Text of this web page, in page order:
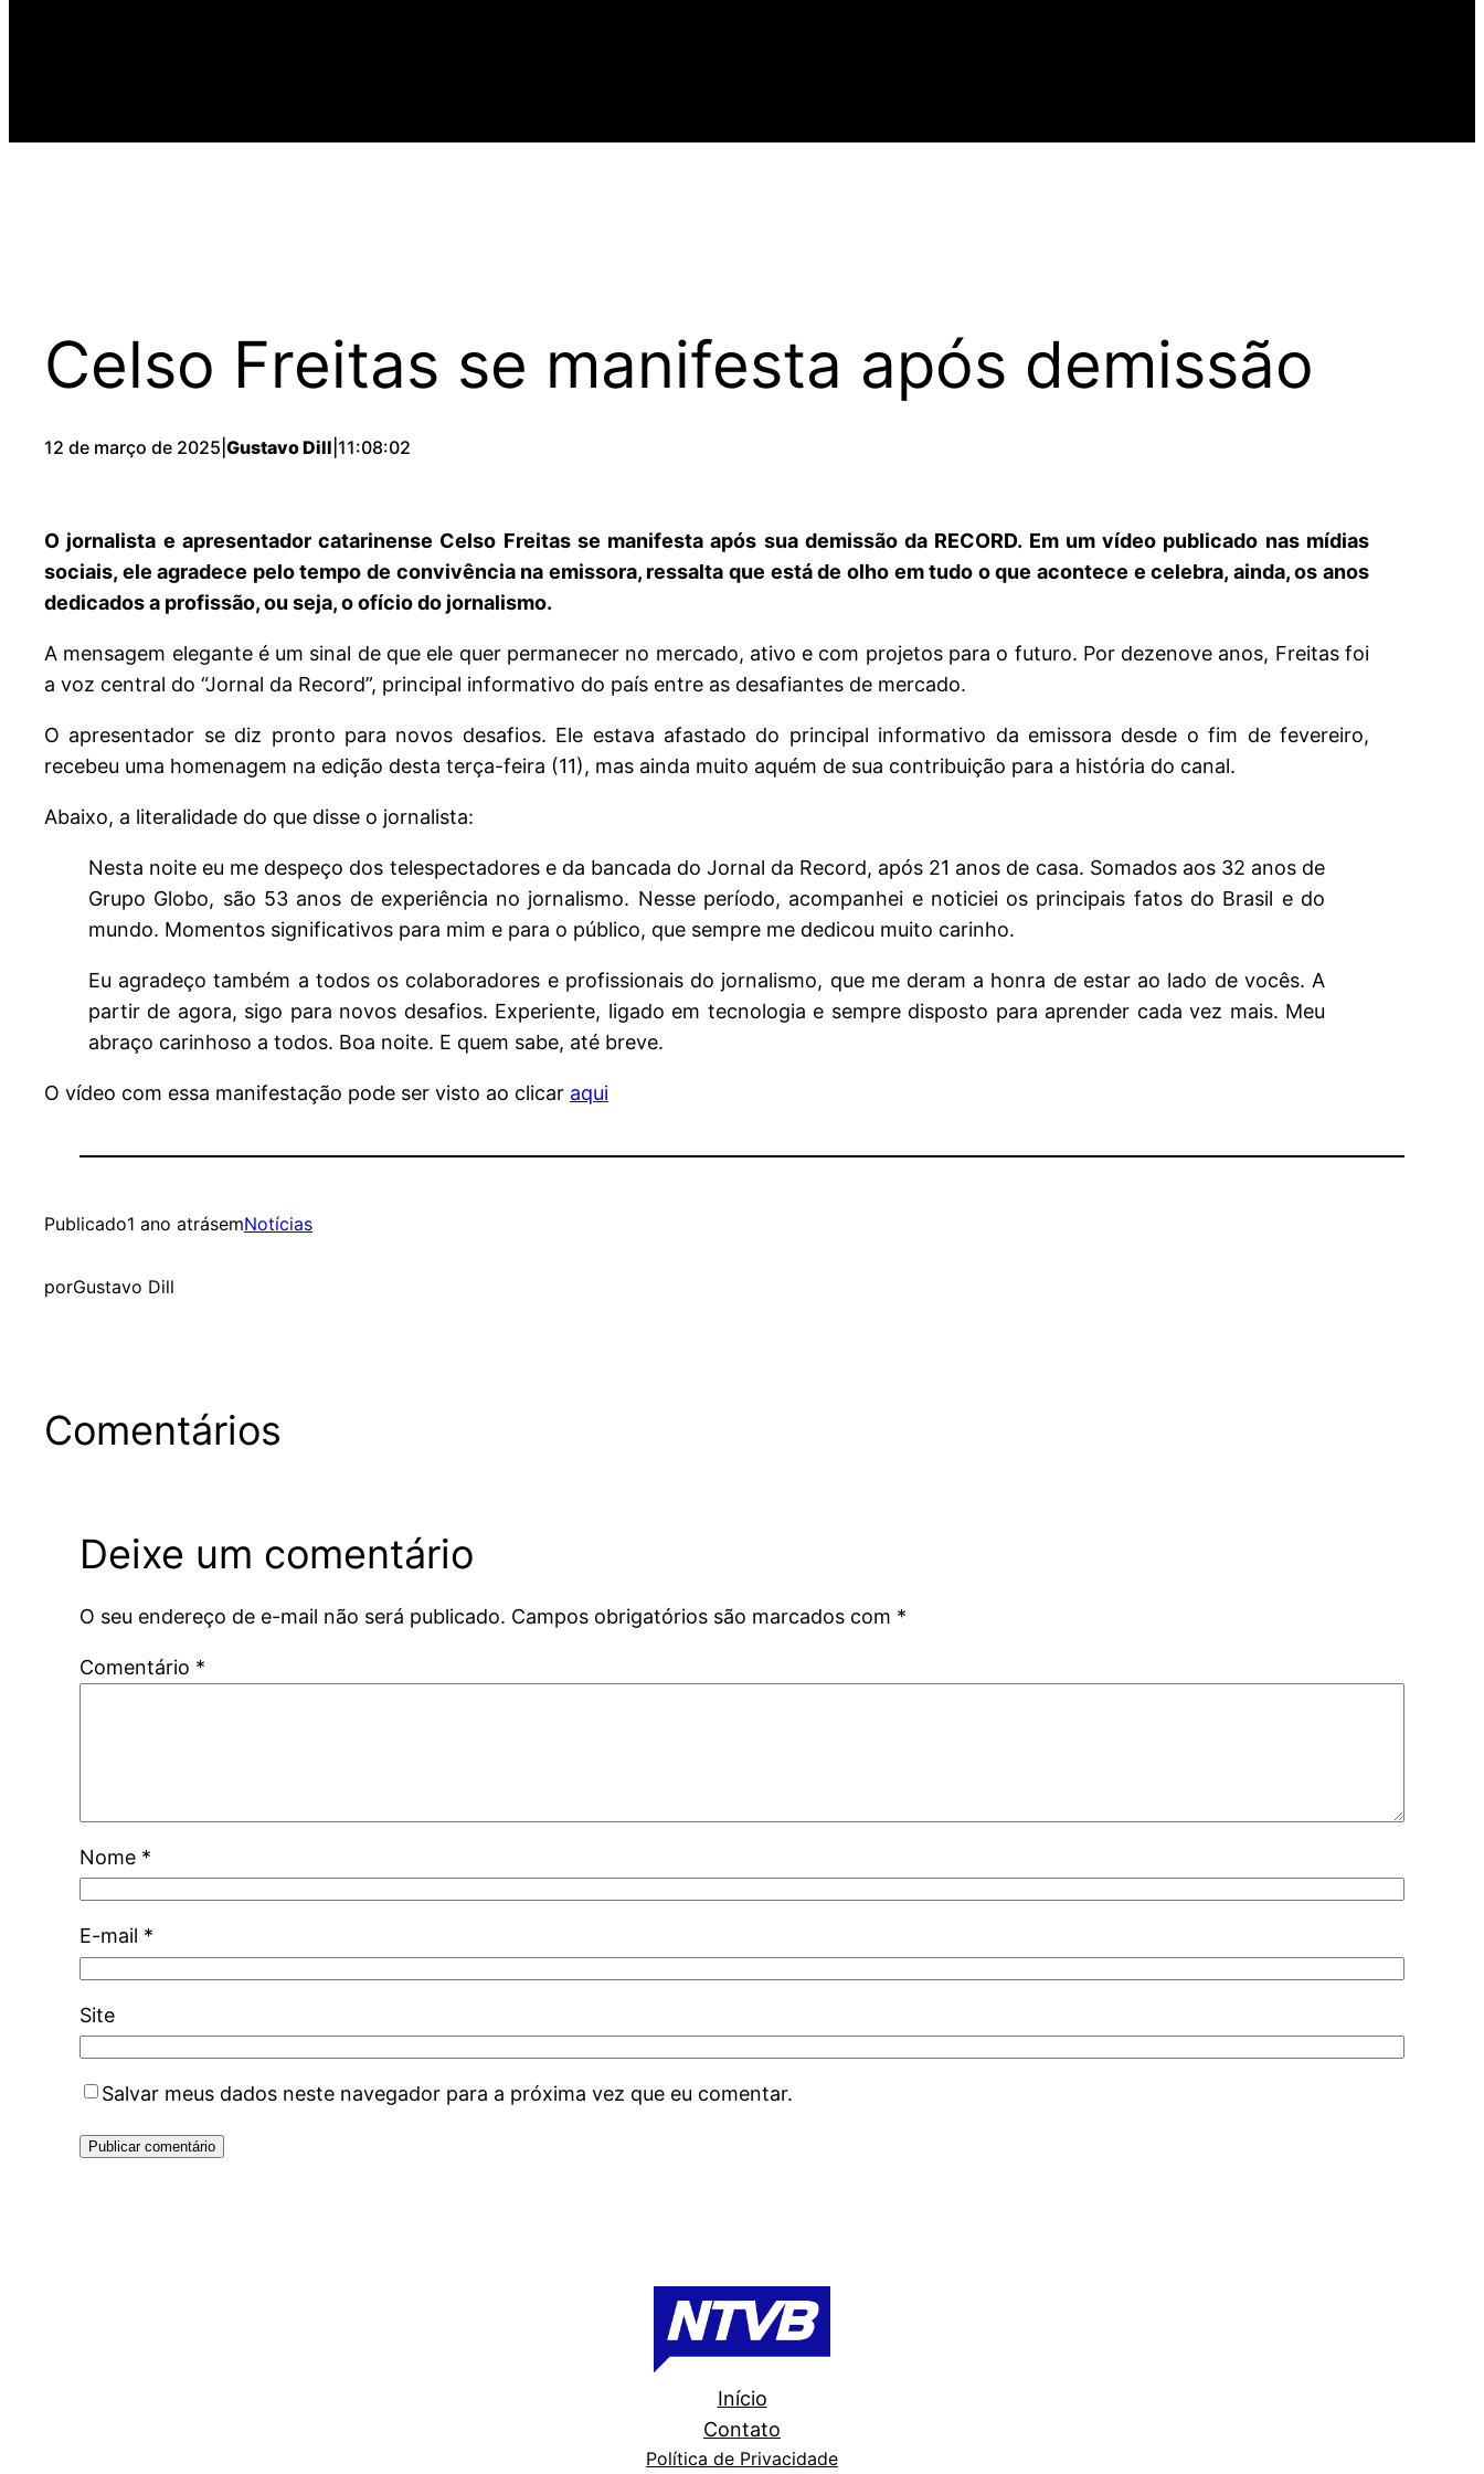
Celso Freitas se manifesta após demissão
12 de março de 2025 Gustavo Dill 11:08:02
O jornalista e apresentador catarinense Celso Freitas se manifesta após sua demissão da RECORD. Em um vídeo publicado nas mídias
sociais, ele agradece pelo tempo de convivência na emissora, ressalta que está de olho em tudo o que acontece e celebra, ainda, os anos
dedicados a profissão, ou seja, o ofício do jornalismo.
A mensagem elegante é um sinal de que ele quer permanecer no mercado, ativo e com projetos para o futuro. Por dezenove anos, Freitas foi
a voz central do “Jornal da Record”, principal informativo do país entre as desafiantes de mercado.
O apresentador se diz pronto para novos desafios. Ele estava afastado do principal informativo da emissora desde o fim de fevereiro,
recebeu uma homenagem na edição desta terça-feira (11), mas ainda muito aquém de sua contribuição para a história do canal.
Abaixo, a literalidade do que disse o jornalista:
Nesta noite eu me despeço dos telespectadores e da bancada do Jornal da Record, após 21 anos de casa. Somados aos 32 anos de
Grupo Globo, são 53 anos de experiência no jornalismo. Nesse período, acompanhei e noticiei os principais fatos do Brasil e do
mundo. Momentos significativos para mim e para o público, que sempre me dedicou muito carinho.
Eu agradeço também a todos os colaboradores e profissionais do jornalismo, que me deram a honra de estar ao lado de vocês. A
partir de agora, sigo para novos desafios. Experiente, ligado em tecnologia e sempre disposto para aprender cada vez mais. Meu
abraço carinhoso a todos. Boa noite. E quem sabe, até breve.
O vídeo com essa manifestação pode ser visto ao clicar aqui
Publicado1 ano atrásemNotícias
porGustavo Dill
Comentários
Deixe um comentário
O seu endereço de e-mail não será publicado. Campos obrigatórios são marcados com *
Comentário *
Nome *
E-mail *
Site
Salvar meus dados neste navegador para a próxima vez que eu comentar.
Início
Contato
Política de Privacidade